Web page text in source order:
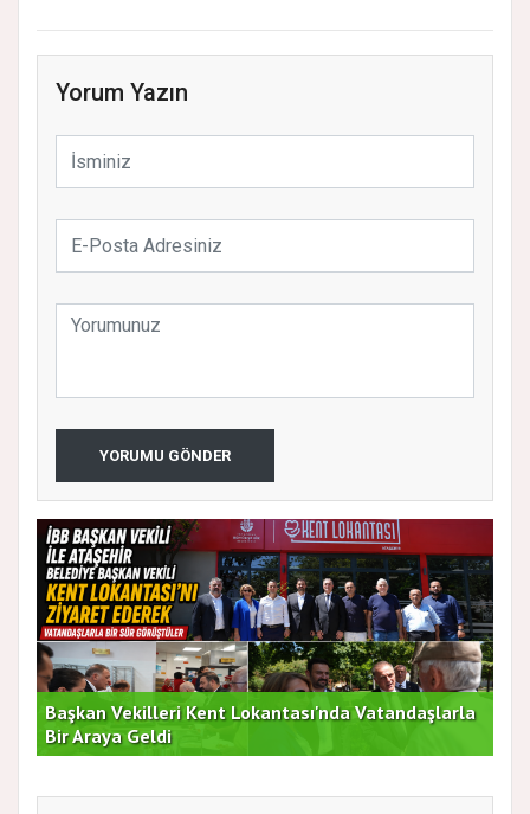
Yorum Yazın
YORUMU GÖNDER
Başkan Vekilleri Kent Lokantası'nda Vatandaşlarla
Bir Araya Geldi